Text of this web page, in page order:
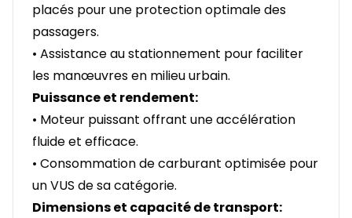
placés pour une protection optimale des
passagers.
• Assistance au stationnement pour faciliter
les manœuvres en milieu urbain.
Puissance et rendement:
• Moteur puissant offrant une accélération
fluide et efficace.
• Consommation de carburant optimisée pour
un VUS de sa catégorie.
Dimensions et capacité de transport: